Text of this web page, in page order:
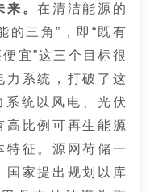
来。在清洁能源的
的三角”，即“既有
宜”这三个目标很
力系统，打破了这
系统以风电、光伏
高比例可再生能源
特征。源网荷储一
国家提出规划以库